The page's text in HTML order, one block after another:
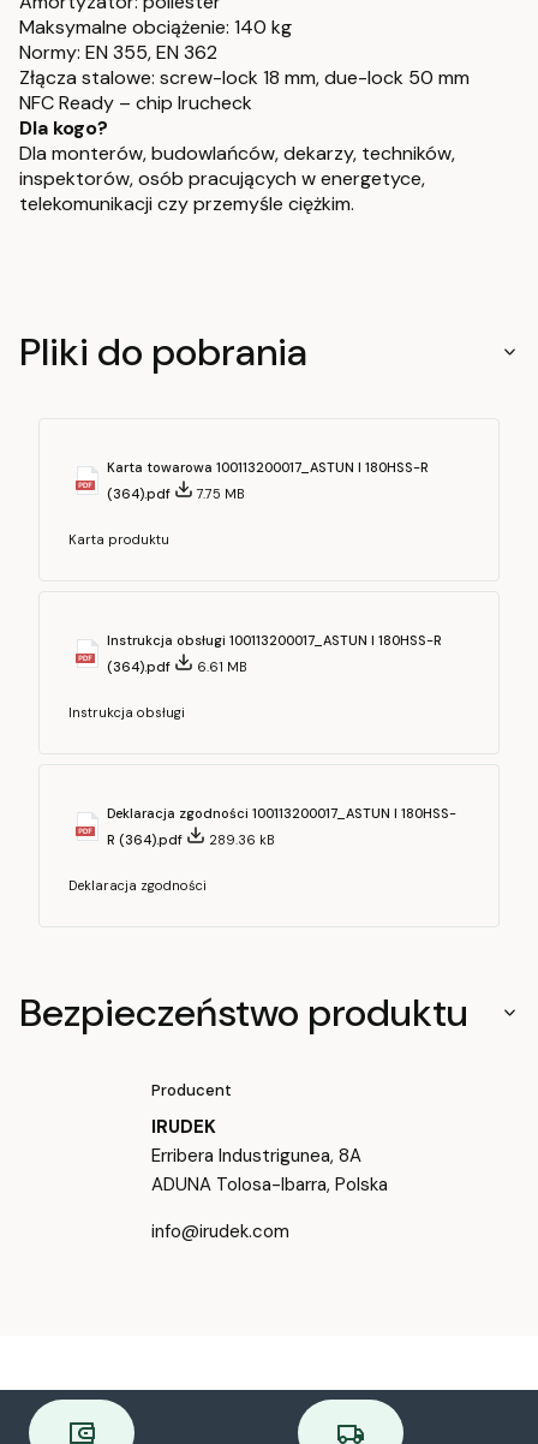
Maksymalne obciążenie: 140 kg
Normy: EN 355, EN 362
Złącza stalowe: screw-lock 18 mm, due-lock 50 mm
NFC Ready – chip Irucheck
Dla kogo?
Dla monterów, budowlańców, dekarzy, techników,
inspektorów, osób pracujących w energetyce,
telekomunikacji czy przemyśle ciężkim.
Pliki do pobrania
Karta towarowa 100113200017_ASTUN I 180HSS-R
(364).pdf
7.75 MB
Karta produktu
Instrukcja obsługi 100113200017_ASTUN I 180HSS-R
(364).pdf
6.61 MB
Instrukcja obsługi
Deklaracja zgodności 100113200017_ASTUN I 180HSS-
R (364).pdf
289.36 kB
Deklaracja zgodności
Bezpieczeństwo produktu
Producent
IRUDEK
Erribera Industrigunea, 8A
ADUNA Tolosa-Ibarra, Polska
info@irudek.com